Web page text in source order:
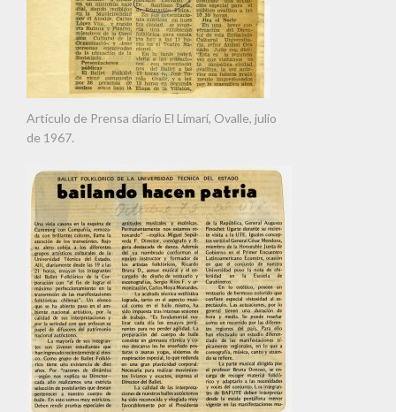
Artículo de Prensa diario El Limarí, Ovalle, julio
de 1967.